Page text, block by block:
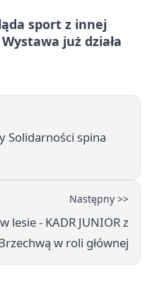
sport z innej
już działa
Solidarności spina
Następny >>
lesie - KADR JUNIOR z
w roli głównej